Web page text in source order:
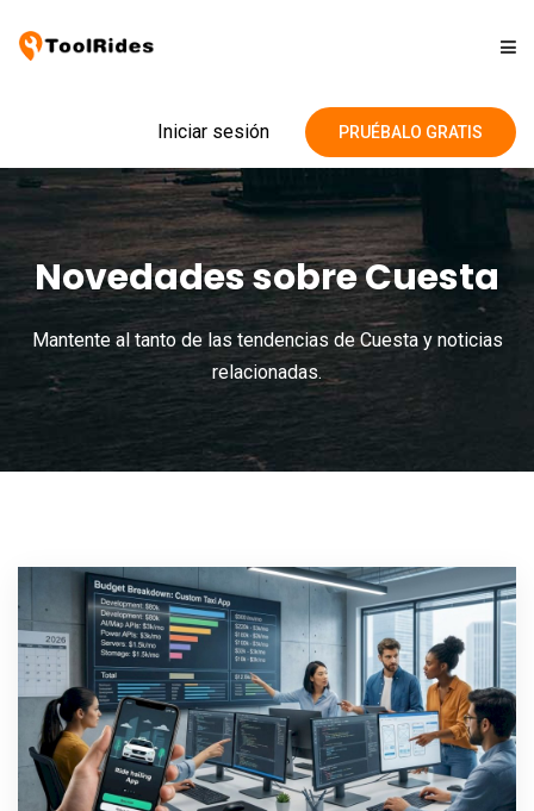
Precios
Contacto
Blog
Iniciar sesión PRUÉBALO GRATIS
Novedades sobre Cuesta
Mantente al tanto de las tendencias de Cuesta y noticias
relacionadas.